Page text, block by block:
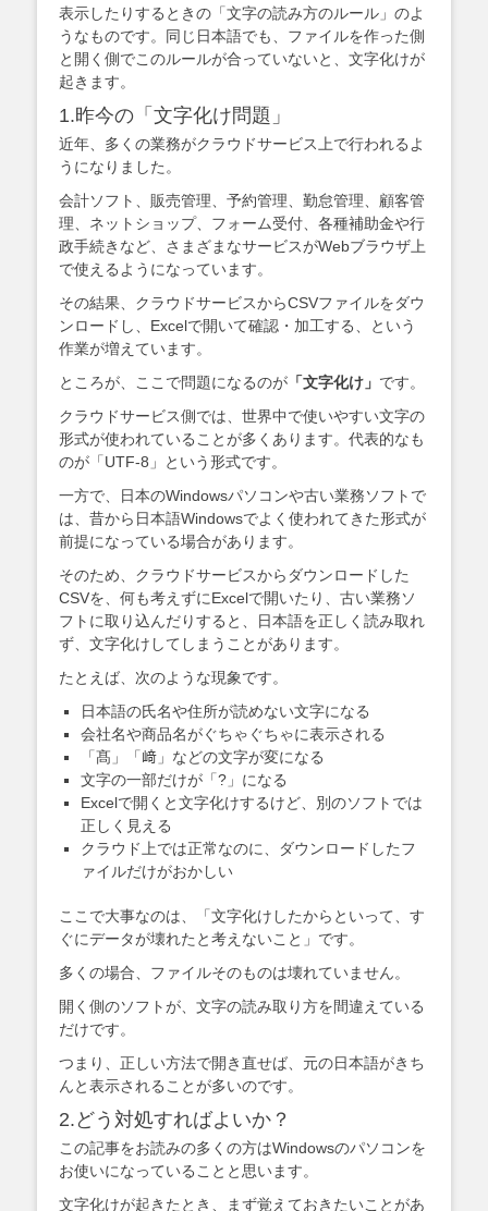
表示したりするときの「文字の読み方のルール」のよ
うなものです。同じ日本語でも、ファイルを作った側
と開く側でこのルールが合っていないと、文字化けが
起きます。
1.昨今の「文字化け問題」
近年、多くの業務がクラウドサービス上で行われるよ
うになりました。
会計ソフト、販売管理、予約管理、勤怠管理、顧客管
理、ネットショップ、フォーム受付、各種補助金や行
政手続きなど、さまざまなサービスがWebブラウザ上
で使えるようになっています。
その結果、クラウドサービスからCSVファイルをダウ
ンロードし、Excelで開いて確認・加工する、という
作業が増えています。
ところが、ここで問題になるのが 「文字化け」 です。
クラウドサービス側では、世界中で使いやすい文字の
形式が使われていることが多くあります。代表的なも
のが「UTF-8」という形式です。
一方で、日本のWindowsパソコンや古い業務ソフトで
は、昔から日本語Windowsでよく使われてきた形式が
前提になっている場合があります。
そのため、クラウドサービスからダウンロードした
CSVを、何も考えずにExcelで開いたり、古い業務ソ
フトに取り込んだりすると、日本語を正しく読み取れ
ず、文字化けしてしまうことがあります。
たとえば、次のような現象です。
日本語の氏名や住所が読めない文字になる
会社名や商品名がぐちゃぐちゃに表示される
「髙」「﨑」などの文字が変になる
文字の一部だけが「?」になる
Excelで開くと文字化けするけど、別のソフトでは
正しく見える
クラウド上では正常なのに、ダウンロードしたフ
ァイルだけがおかしい
ここで大事なのは、「文字化けしたからといって、す
ぐにデータが壊れたと考えないこと」です。
多くの場合、ファイルそのものは壊れていません。
開く側のソフトが、文字の読み取り方を間違えている
だけです。
つまり、正しい方法で開き直せば、元の日本語がきち
んと表示されることが多いのです。
2.どう対処すればよいか？
この記事をお読みの多くの方はWindowsのパソコンを
お使いになっていることと思います。
文字化けが起きたとき、まず覚えておきたいことがあ